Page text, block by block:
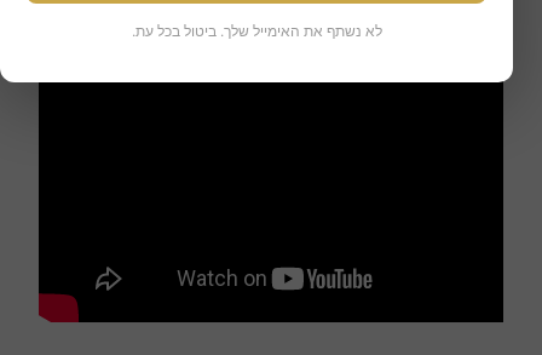
לא נשתף את האימייל שלך. ביטול בכל עת.